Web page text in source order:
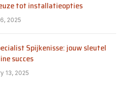
tot installatieopties
2025
Spijkenisse: jouw sleutel
succes
13, 2025